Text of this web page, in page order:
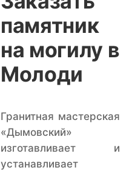
памятник
на могилу в
Молоди
Гранитная мастерская
«Дымовский»
изготавливает и
устанавливает